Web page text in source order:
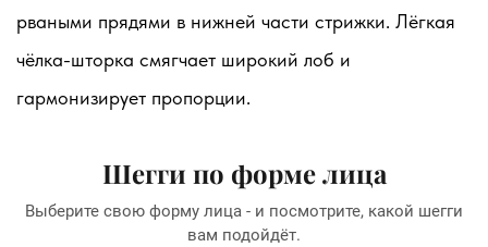
рваными прядями в нижней части стрижки. Лёгкая
чёлка-шторка смягчает широкий лоб и
гармонизирует пропорции.
Шегги по форме лица
Выберите свою форму лица - и посмотрите, какой шегги
вам подойдёт.